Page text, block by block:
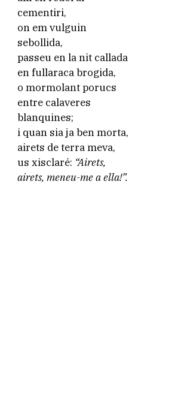
cementiri,
on em vulguin
sebollida,
passeu en la nit callada
en fullaraca brogida,
o mormolant porucs
entre calaveres
blanquines;
i quan sia ja ben morta,
airets de terra meva,
us xisclaré: “Airets,
airets, meneu-me a ella!”.